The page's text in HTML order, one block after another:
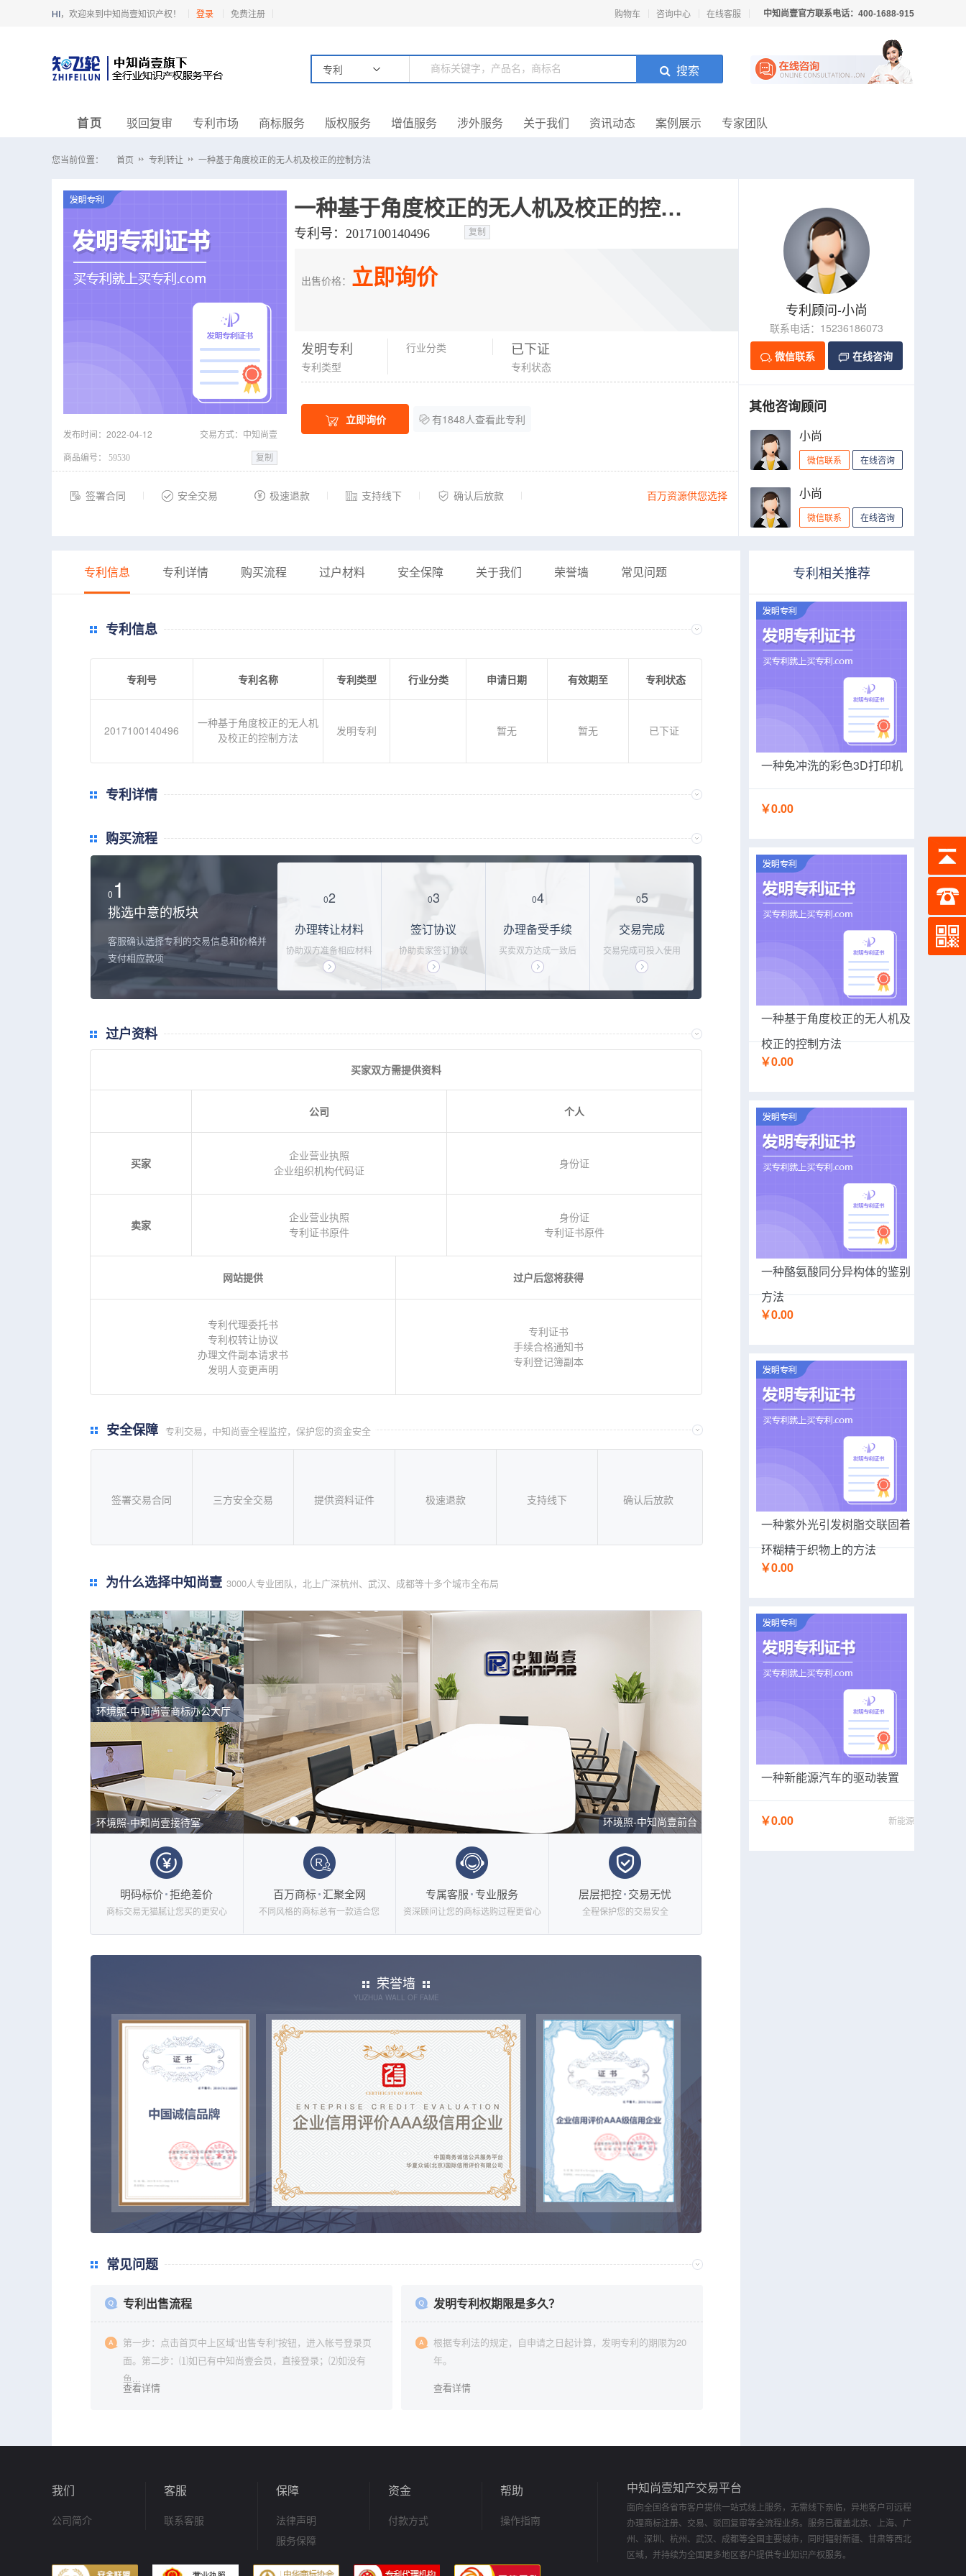
HI，欢迎来到中知尚壹知识产权！ 登录 免费注册 购物车 咨询中心 在线客服 中知尚壹官方联系电话： 400-1688-915
专利 搜索
首页 驳回复审 专利市场 商标服务 版权服务 增值服务 涉外服务 关于我们 资讯动态 案例展示 专家团队
您当前位置： 首页 专利转让 一种基于角度校正的无人机及校正的控制方法
发布时间：2022-04-12
交易方式：中知尚壹
商品编号：
复制
一种基于角度校正的无人机及校正的控制方法
专利号： 复制
出售价格： 立即询价
发明专利
专利类型
行业分类 已下证
专利状态
立即询价 有1848人查看此专利
签署合同 安全交易 极速退款 支持线下 确认后放款 百万资源供您选择
专利顾问-小尚
联系电话：15236186073
微信联系
在线咨询
其他咨询顾问
小尚
微信联系 在线咨询
小尚
微信联系 在线咨询
专利信息 专利详情 购买流程 过户材料 安全保障 关于我们 荣誉墙 常见问题
专利信息
专利号
2017100140496
专利名称
一种基于角度校正的无人机
及校正的控制方法
专利类型
发明专利
行业分类 申请日期
暂无
有效期至
暂无
专利状态
已下证
专利详情
购买流程
0 1
挑选中意的板块
客服确认选择专利的交易信息和价格并
支付相应款项
02
办理转让材料
协助双方准备相应材料
03
签订协议
协助卖家签订协议
04
办理备受手续
买卖双方达成一致后
05
交易完成
交易完成可投入使用
过户资料
买家双方需提供资料
公司 个人
买家
企业营业执照
企业组织机构代码证
身份证
卖家
企业营业执照
专利证书原件
身份证
专利证书原件
网站提供
专利代理委托书
专利权转让协议
办理文件副本请求书
发明人变更声明
过户后您将获得
专利证书
手续合格通知书
专利登记簿副本
安全保障 专利交易，中知尚壹全程监控，保护您的资金安全
签署交易合同 三方安全交易 提供资料证件 极速退款 支持线下 确认后放款
为什么选择中知尚壹 3000人专业团队，北上广深杭州、武汉、成都等十多个城市全布局
环境照-中知尚壹商标办公大厅
环境照-中知尚壹接待室
环境照-中知尚壹前台 环境照-中知尚壹前台
明码标价 拒绝差价
商标交易无猫腻让您买的更安心
百万商标 汇聚全网
不同风格的商标总有一款适合您
专属客服 专业服务
资深顾问让您的商标选购过程更省心
层层把控 交易无忧
全程保护您的交易安全
荣誉墙
YUZHUA WALL OF FAME
常见问题
专利出售流程
第一步：点击首页中上区域“出售专利”按钮，进入帐号登录页
面。第二步：⑴如已有中知尚壹会员，直接登录；⑵如没有
鱼...
查看详情
发明专利权期限是多久？
根据专利法的规定，自申请之日起计算，发明专利的期限为20
年。
查看详情
专利相关推荐
一种免冲洗的彩色3D打印机
￥0.00
一种基于角度校正的无人机及
校正的控制方法
￥0.00
一种酪氨酸同分异构体的鉴别
方法
￥0.00
一种紫外光引发树脂交联固着
环糊精于织物上的方法
￥0.00
一种新能源汽车的驱动装置
￥0.00 新能源
我们
公司简介
客服
联系客服
保障
法律声明
服务保障
资金
付款方式
帮助
操作指南
中知尚壹知产交易平台
面向全国各省市客户提供一站式线上服务，无需线下亲临，异地客户可远程
办理商标注册、交易、驳回复审等全流程业务。服务已覆盖北京、上海、广
州、深圳、杭州、武汉、成都等全国主要城市，同时辐射新疆、甘肃等西北
区域，并持续为全国更多地区客户提供专业知识产权服务。